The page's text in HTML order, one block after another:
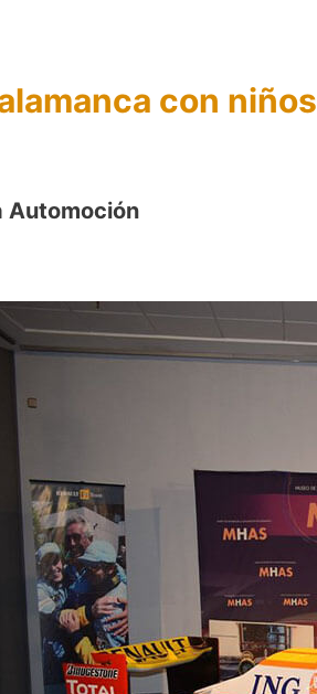
con niños
Automoción